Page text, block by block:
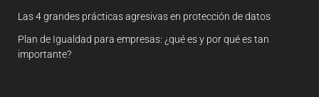
Las 4 grandes prácticas agresivas en protección de datos
Plan de Igualdad para empresas: ¿qué es y por qué es tan
importante?